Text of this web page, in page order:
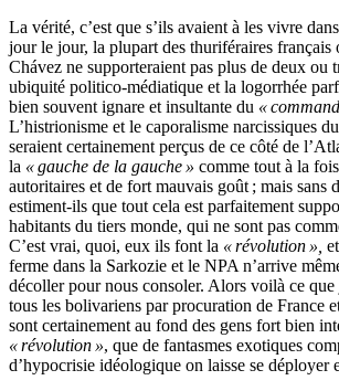
La vérité, c’est que s’ils avaient à les vivre
jour le jour, la plupart des thuriféraires français
Chávez ne supporteraient pas plus de deux ou
ubiquité politico-médiatique et la logorrhée
bien souvent ignare et insultante du «
L’histrionisme et le caporalisme narcissiques
seraient certainement perçus de ce côté de
la « gauche de la gauche » comme tout à la
autoritaires et de fort mauvais goût ; mais sans
estiment-ils que tout cela est parfaitement
habitants du tiers monde, qui ne sont pas
C’est vrai, quoi, eux ils font la « révolution »,
ferme dans la Sarkozie et le NPA n’arrive
décoller pour nous consoler. Alors voilà ce que
tous les bolivariens par procuration de France
sont certainement au fond des gens fort bien
« révolution », que de fantasmes exotiques
d’hypocrisie idéologique on laisse se déployer